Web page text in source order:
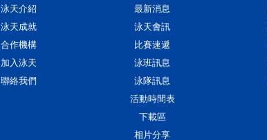
泳天介紹
泳天成就
合作機構
加入泳天
聯絡我們
最新消息
泳天會訊
比賽速遞
泳班訊息
泳隊訊息
活動時間表
下載區
相片分享